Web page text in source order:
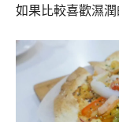
如果比較喜歡濕